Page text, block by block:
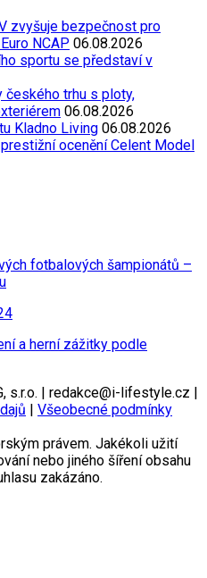
zvyšuje bezpečnost pro
NCAP 06.08.2026
sportu se představí v
českého trhu s ploty,
06.08.2026
Kladno Living 06.08.2026
ocenění Celent Model
fotbalových šampionátů –
a herní zážitky podle
s.r.o. | redakce@i-lifestyle.cz |
Všeobecné podmínky
právem. Jakékoli užití
nebo jiného šíření obsahu
zakázáno.